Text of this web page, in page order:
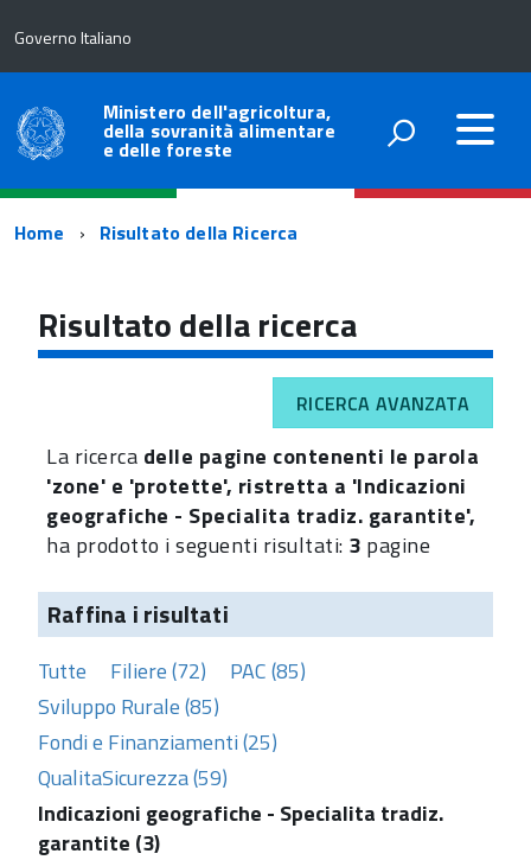
Governo Italiano
Ministero dell'agricoltura,
della sovranità alimentare
e delle foreste
Percorso
navigazione
Home Risultato della Ricerca
Risultato della ricerca
RICERCA AVANZATA
La ricerca delle pagine contenenti le parola
'zone' e 'protette', ristretta a 'Indicazioni
geografiche - Specialita tradiz. garantite',
ha prodotto i seguenti risultati: 3 pagine
Raffina i risultati
Tutte Filiere (72)
PAC (85)
Sviluppo Rurale (85)
Fondi e Finanziamenti (25)
QualitaSicurezza (59)
Indicazioni geografiche - Specialita tradiz.
garantite (3)